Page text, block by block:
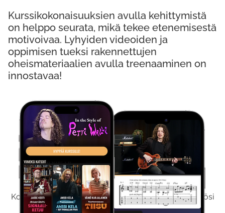
Kokeile Ilmaiseksi
Kokeilemalla ilmaiseksi saat koko sisältömme käyttöösi
viikon ajaksi.
Kurssikokonaisuuksien avulla kehittymistä
on helppo seurata, mikä tekee etenemisestä
motivoivaa. Lyhyiden videoiden ja
oppimisen tueksi rakennettujen
oheismateriaalien avulla treenaaminen on
innostavaa!